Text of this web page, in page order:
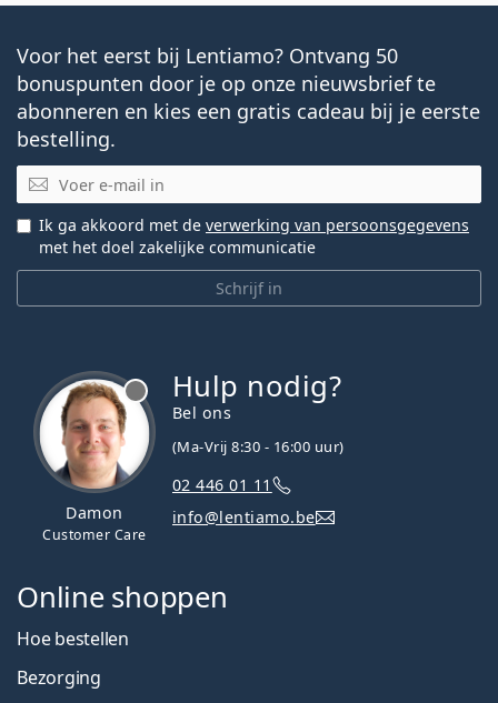
Voor het eerst bij Lentiamo? Ontvang 50
bonuspunten door je op onze nieuwsbrief te
abonneren en kies een gratis cadeau bij je eerste
bestelling.
E-mail
Schrijf in
Ik ga akkoord met de verwerking van persoonsgegevens
met het doel zakelijke communicatie
Damon
Customer Care
Hulp nodig?
Bel ons
(Ma-Vrij 8:30 - 16:00 uur)
02 446 01 11
info@lentiamo.be
Online shoppen
Hoe bestellen
Bezorging